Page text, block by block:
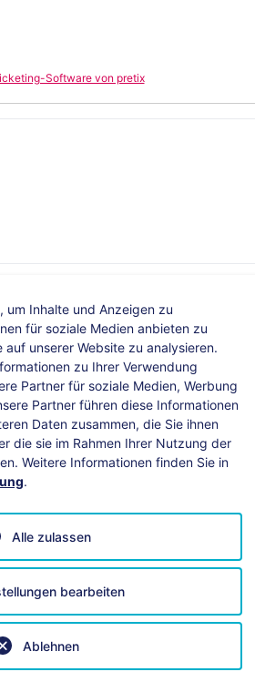
Software von pretix
KI wissen sollte (pdf, 414 KB)
hilft unsere
um Inhalte und Anzeigen zu
für soziale Medien anbieten zu
unserer Website zu analysieren.
zu Ihrer Verwendung
Partner für soziale Medien, Werbung
Partner führen diese Informationen
Daten zusammen, die Sie ihnen
die sie im Rahmen Ihrer Nutzung der
Weitere Informationen finden Sie in
.
bearbeiten
Ablehnen
Alle zulassen